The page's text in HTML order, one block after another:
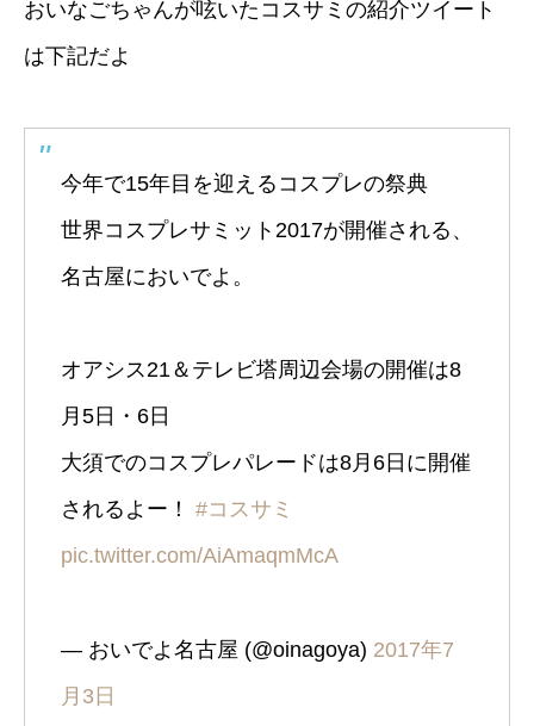
おいなごちゃんが呟いたコスサミの紹介ツイート
は下記だよ
今年で15年目を迎えるコスプレの祭典
世界コスプレサミット2017が開催される、
名古屋においでよ。
オアシス21＆テレビ塔周辺会場の開催は8
月5日・6日
大須でのコスプレパレードは8月6日に開催
されるよー！ #コスサミ
pic.twitter.com/AiAmaqmMcA
— おいでよ名古屋 (@oinagoya) 2017年7
月3日